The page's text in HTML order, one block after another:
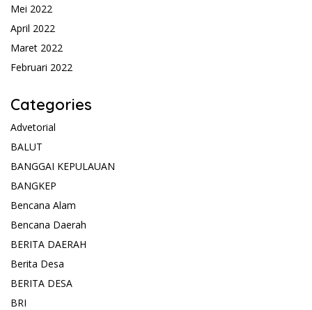
Mei 2022
April 2022
Maret 2022
Februari 2022
Categories
Advetorial
BALUT
BANGGAI KEPULAUAN
BANGKEP
Bencana Alam
Bencana Daerah
BERITA DAERAH
Berita Desa
BERITA DESA
BRI